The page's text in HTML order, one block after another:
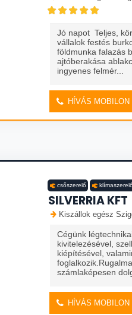
Jó napot Teljes,
vállalok festés
földmunka falazás
ajtóberakása
ingyenes felmér...
HÍVÁS MOBILON
csőszerelő
SILVERRIA KFT
Kiszállok egész
Cégünk
kivitelezésével,
kiépítésével,
számlaképesen
HÍVÁS MOBILON